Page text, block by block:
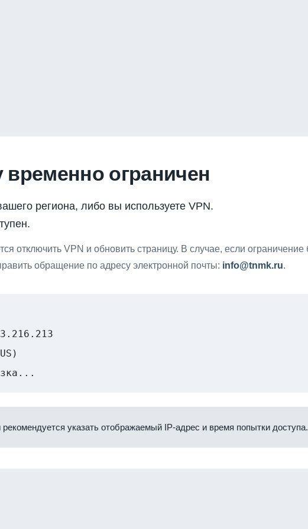
временно ограничен
региона, либо вы используете VPN.
отключить VPN и обновить страницу. В случае, если
обращение по адресу электронной почты: info@tnmk.ru.
указать отображаемый IP-адрес и время попытки доступа.